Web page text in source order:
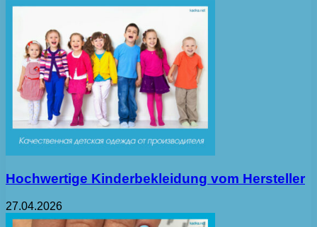
Hochwertige Kinderbekleidung vom Hersteller
27.04.2026